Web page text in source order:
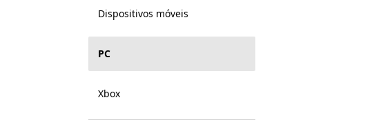
Dispositivos móveis
PC
Xbox